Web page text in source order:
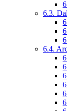
6.3.
6.4.